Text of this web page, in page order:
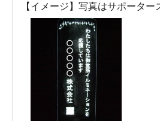
【イメージ】写真はサポーター